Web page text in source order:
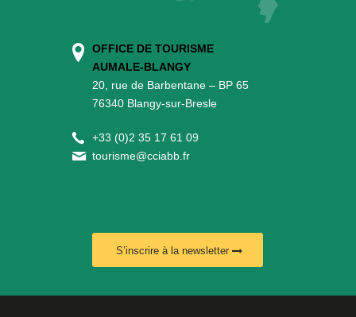
OFFICE DE TOURISME
AUMALE-BLANGY
20, rue de Barbentane – BP 65
76340 Blangy-sur-Bresle
+33 (0)2 35 17 61 09
tourisme@cciabb.fr
S’inscrire à la newsletter